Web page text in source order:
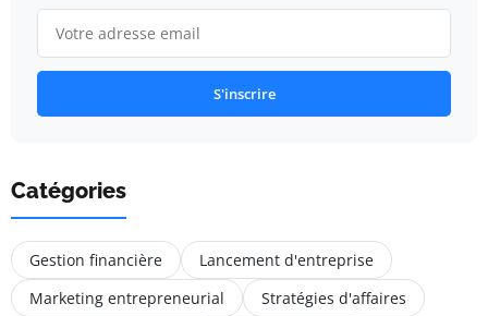
S'inscrire
Catégories
Gestion financière
Lancement d'entreprise
Marketing entrepreneurial
Stratégies d'affaires